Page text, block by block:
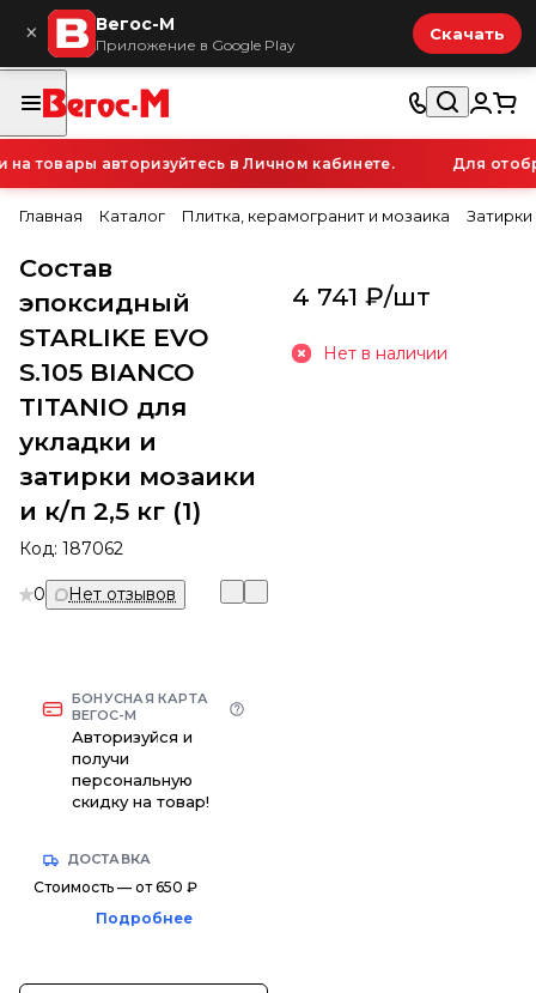
× Вегос-М
Приложение в Google Play
Скачать
авторизуйтесь в Личном кабинете. Для
Главная Каталог Плитка, керамогранит и мозаика
Состав
эпоксидный
STARLIKE EVO
S.105 BIANCO
TITANIO для
укладки и
затирки мозаики
и к/п 2,5 кг (1)
Код: 187062
0 Нет отзывов
БОНУСНАЯ КАРТА
ВЕГОС-М
Авторизуйся и
получи
персональную
скидку на товар!
ДОСТАВКА
Стоимость — от 650 ₽
Подробнее
4 741 ₽/шт
Нет в наличии